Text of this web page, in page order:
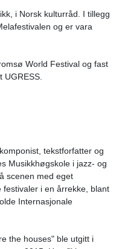
i Norsk kulturråd. I tillegg
og er vara
World Festival og fast
tekstforfatter og
Musikkhøgskole i jazz- og
scenen med eget
i en årrekke, blant
Internasjonale
the houses" ble utgitt i